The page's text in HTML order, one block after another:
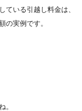
ている引越し料金は、
の実例です。
。